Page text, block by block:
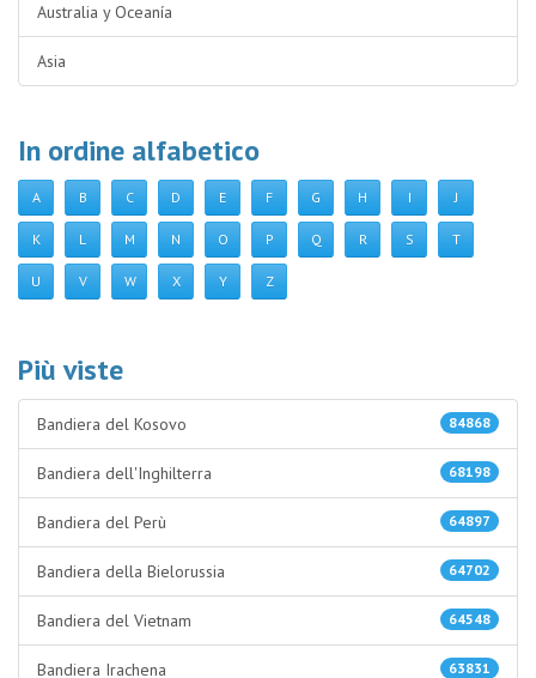
Australia y Oceanía
Asia
In ordine alfabetico
A B C D E F G H I J
K L M N O P Q R S T
U V W X Y Z
Più viste
84868
Bandiera del Kosovo
68198
Bandiera dell'Inghilterra
64897
Bandiera del Perù
64702
Bandiera della Bielorussia
64548
Bandiera del Vietnam
63831
Bandiera Irachena